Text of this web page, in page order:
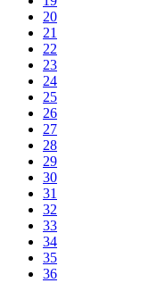
20
21
22
23
24
25
26
27
28
29
30
31
32
33
34
35
36